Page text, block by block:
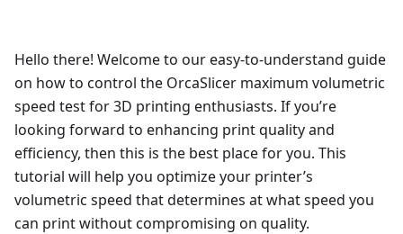
Hello there! Welcome to our easy-to-understand guide
on how to control the OrcaSlicer maximum volumetric
speed test for 3D printing enthusiasts. If you’re
looking forward to enhancing print quality and
efficiency, then this is the best place for you. This
tutorial will help you optimize your printer’s
volumetric speed that determines at what speed you
can print without compromising on quality.